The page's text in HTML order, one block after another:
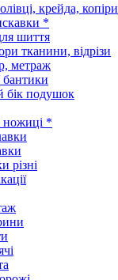
крейда, копіри
*
шиття
тканини, відрізи
метраж
бантики
бік подушок
ножиці *
різні